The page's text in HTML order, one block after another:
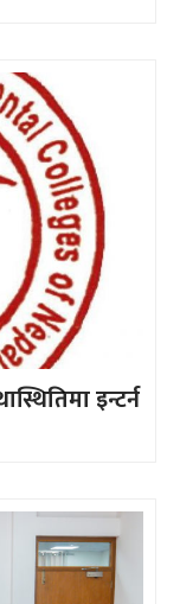
इन्टर्न